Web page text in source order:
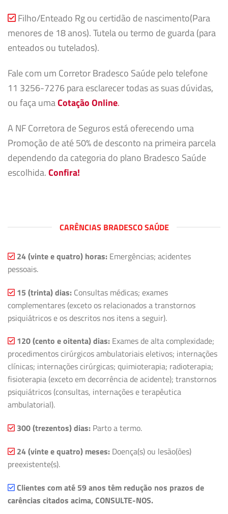
Filho/Enteado Rg ou certidão de nascimento(Para
menores de 18 anos). Tutela ou termo de guarda (para
enteados ou tutelados).
Fale com um Corretor Bradesco Saúde pelo telefone
11 3256-7276 para esclarecer todas as suas dúvidas,
ou faça umaCotação Online.
A NF Corretora de Seguros está oferecendo uma
Promoção de até 50% de desconto na primeira parcela
dependendo da categoria do plano Bradesco Saúde
escolhida.Confira!
CARÊNCIAS BRADESCO SAÚDE
24 (vinte e quatro) horas: Emergências; acidentes
pessoais.
15 (trinta) dias: Consultas médicas; exames
complementares (exceto os relacionados a transtornos
psiquiátricos e os descritos nos itens a seguir).
120 (cento e oitenta) dias: Exames de alta complexidade;
procedimentos cirúrgicos ambulatoriais eletivos; internações
clínicas; internações cirúrgicas; quimioterapia; radioterapia;
fisioterapia (exceto em decorrência de acidente); transtornos
psiquiátricos (consultas, internações e terapêutica
ambulatorial).
300 (trezentos) dias: Parto a termo.
24 (vinte e quatro) meses: Doença(s) ou lesão(ões)
preexistente(s).
Clientes com até 59 anos têm redução nos prazos de
carências citados acima, CONSULTE-NOS.